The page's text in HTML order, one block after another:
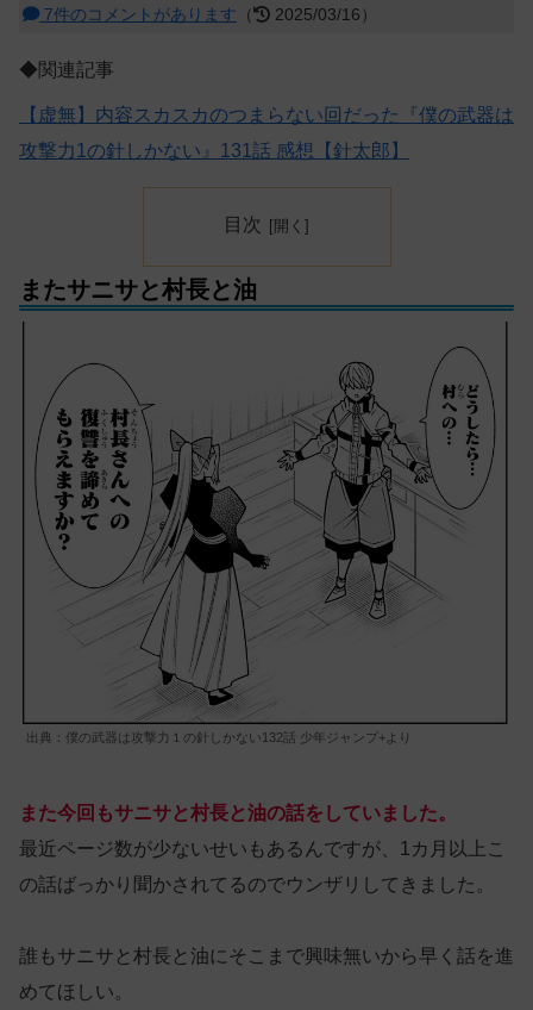
7件のコメントがあります （ 2025/03/16）
◆関連記事
【虚無】内容スカスカのつまらない回だった『僕の武器は
攻撃力1の針しかない』131話 感想【針太郎】
目次
またサニサと村長と油
出典：僕の武器は攻撃力１の針しかない132話 少年ジャンプ+より
また今回もサニサと村長と油の話をしていました。
最近ページ数が少ないせいもあるんですが、1カ月以上こ
の話ばっかり聞かされてるのでウンザリしてきました。
誰もサニサと村長と油にそこまで興味無いから早く話を進
めてほしい。